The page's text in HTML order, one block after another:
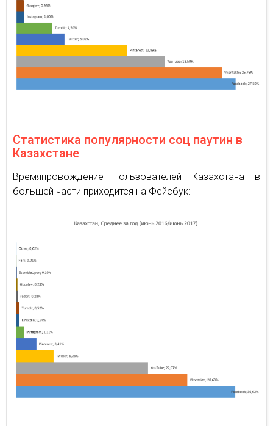
Статистика популярности соц паутин в
Казахстане
Времяпровождение пользователей Казахстана в
большей части приходится на Фейсбук: